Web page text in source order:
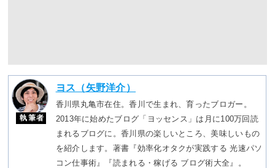
執筆者
ヨス（矢野洋介）
香川県丸亀市在住。香川で生まれ、育ったブロガー。
2013年に始めたブログ「ヨッセンス」は月に100万回読
まれるブログに。香川県の楽しいところ、美味しいもの
を紹介します。著書『効率化オタクが実践する 光速パソ
コン仕事術』『読まれる・稼げる ブログ術大全』。